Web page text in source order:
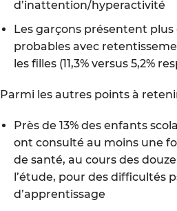
d’inattention/hyperactivité
Les garçons présentent
probables avec
les filles (11,3% versus 5,2%
Parmi les autres points à
Près de 13% des enfants
ont consulté au moins une
de santé, au cours des
l’étude, pour des difficultés
d’apprentissage